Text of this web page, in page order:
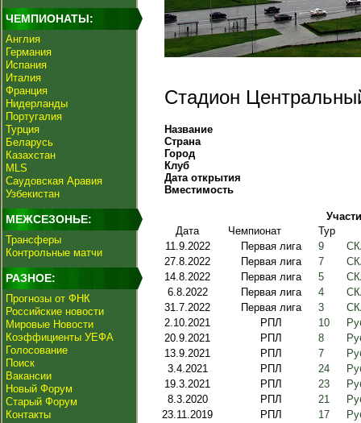
ЧЕМПИОНАТЫ:
Англия
Германия
Испания
Италия
Франция
Нидерланды
Португалия
Турция
Беларусь
Казахстан
MLS
Саудовская Аравия
Узбекистан
МЕЖСЕЗОНЬЕ:
Трансферы
Контрольные матчи
РАЗНОЕ:
Прогнозы от ФНК
Российские новости
Мировые Новости
Коэффициенты УЕФА
Голосование
Поиск
Вакансии
Новый Форум
Старый Форум
Контакты
Стадион
Название
Страна
Город
Клуб
Дата открытия
Вместимость
Дата
Чемпионат
Тур
11.9.2022
Первая лига 9
27.8.2022
Первая лига 7
14.8.2022
Первая лига 5
6.8.2022
Первая лига 4
31.7.2022
Первая лига 3
2.10.2021
РПЛ 10
20.9.2021
РПЛ 8
13.9.2021
РПЛ 7
3.4.2021
РПЛ 24
19.3.2021
РПЛ 23
8.3.2020
РПЛ 21
23.11.2019
РПЛ 17